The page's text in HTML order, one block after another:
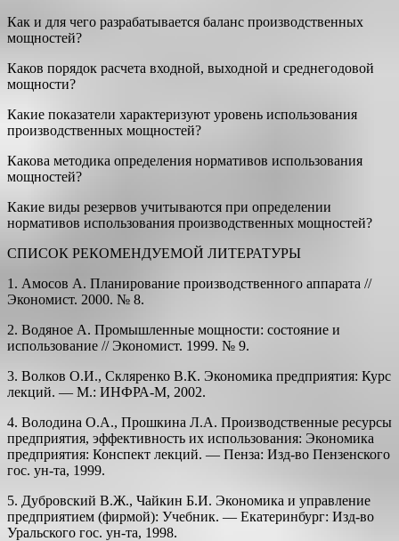
Как и для чего разрабатывается баланс производственных
мощ­ностей?
Каков порядок расчета входной, выходной и среднегодовой
мощ­ности?
Какие показатели характеризуют уровень использования
произ­водственных мощностей?
Какова методика определения нормативов использования
мощ­ностей?
Какие виды резервов учитываются при определении
нормативов использования производственных мощностей?
СПИСОК РЕКОМЕНДУЕМОЙ ЛИТЕРАТУРЫ
1. Амосов А. Планирование производственного аппарата //
Эконо­мист. 2000. № 8.
2. Водяное А. Промышленные мощности: состояние и
использова­ние // Экономист. 1999. № 9.
3. Волков О.И., Скляренко В.К. Экономика предприятия: Курс
лек­ций. — М.: ИНФРА-М, 2002.
4. Володина О.А., Прошкина Л.А. Производственные ресурсы
пред­приятия, эффективность их использования: Экономика
предприя­тия: Конспект лекций. — Пенза: Изд-во Пензенского
гос. ун-та, 1999.
5. Дубровский В.Ж., Чайкин Б.И. Экономика и управление
предприя­тием (фирмой): Учебник. — Екатеринбург: Изд-во
Уральского гос. ун-та, 1998.